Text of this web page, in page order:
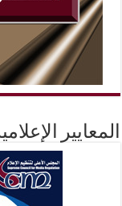
المعايير